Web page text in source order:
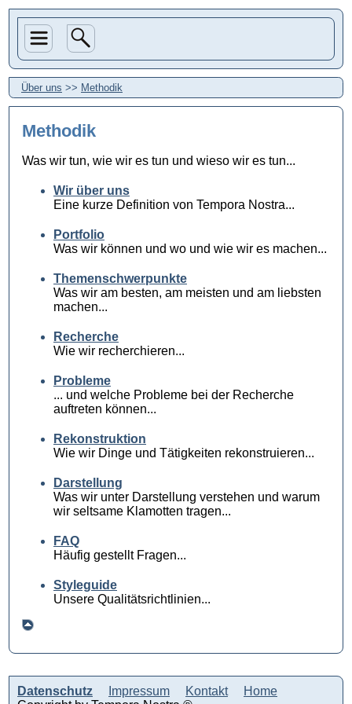
Über uns >> Methodik
Methodik
Was wir tun, wie wir es tun und wieso wir es tun...
Wir über uns
Eine kurze Definition von Tempora Nostra...
Portfolio
Was wir können und wo und wie wir es machen...
Themenschwerpunkte
Was wir am besten, am meisten und am liebsten
machen...
Recherche
Wie wir recherchieren...
Probleme
... und welche Probleme bei der Recherche
auftreten können...
Rekonstruktion
Wie wir Dinge und Tätigkeiten rekonstruieren...
Darstellung
Was wir unter Darstellung verstehen und warum
wir seltsame Klamotten tragen...
FAQ
Häufig gestellt Fragen...
Styleguide
Unsere Qualitätsrichtlinien...
Datenschutz Impressum Kontakt
Home